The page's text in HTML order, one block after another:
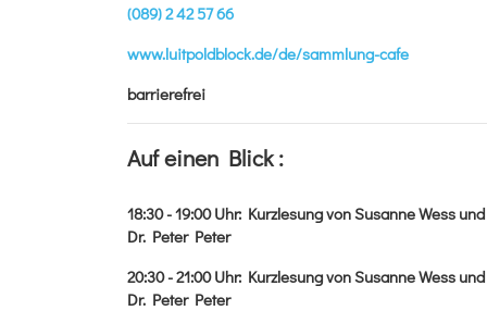
(089) 2 42 57 66
www.luitpoldblock.de/de/sammlung-cafe
barrierefrei
Auf einen Blick :
18:30 - 19:00Uhr: Kurzlesung von Susanne Wess und
Dr. Peter Peter
20:30 - 21:00Uhr: Kurzlesung von Susanne Wess und
Dr. Peter Peter